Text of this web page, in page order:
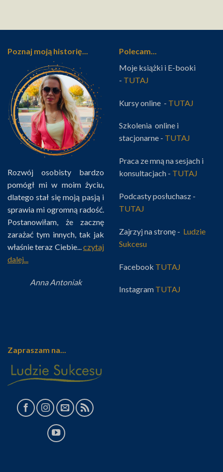
Poznaj moją historię...
Rozwój osobisty bardzo
pomógł mi w moim życiu,
dlatego stał się moją pasją i
sprawia mi ogromną radość.
Postanowiłam, że zacznę
zarażać tym innych, tak jak
właśnie teraz Ciebie...
czytaj
dalej...
Anna Antoniak
Polecam...
Moje książki i E-booki
- TUTAJ
Kursy online - TUTAJ
Szkolenia online i
stacjonarne - TUTAJ
Praca ze mną na sesjach i
konsultacjach - TUTAJ
Podcasty posłuchasz -
TUTAJ
Zajrzyj na stronę - Ludzie
Sukcesu
Facebook TUTAJ
Instagram TUTAJ
Zapraszam na...